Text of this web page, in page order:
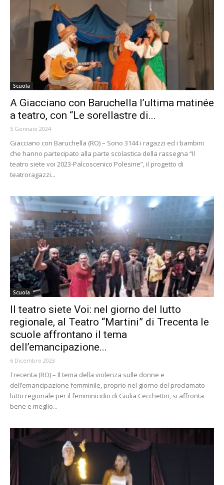
Scuola
A Giacciano con Baruchella l’ultima matinée
a teatro, con “Le sorellastre di...
5 Gennaio 2024
Giacciano con Baruchella (RO) – Sono 3144 i ragazzi ed i bambini
che hanno partecipato alla parte scolastica della rassegna “Il
teatro siete voi 2023-Palcoscenico Polesine”, il progetto di
teatroragazzi...
Scuola
Il teatro siete Voi: nel giorno del lutto
regionale, al Teatro “Martini” di Trecenta le
scuole affrontano il tema
dell’emancipazione...
6 Dicembre 2023
Trecenta (RO) – Il tema della violenza sulle donne e
dell’emancipazione femminile, proprio nel giorno del proclamato
lutto regionale per il femminicidio di Giulia Cecchettin, si affronta
bene e meglio...